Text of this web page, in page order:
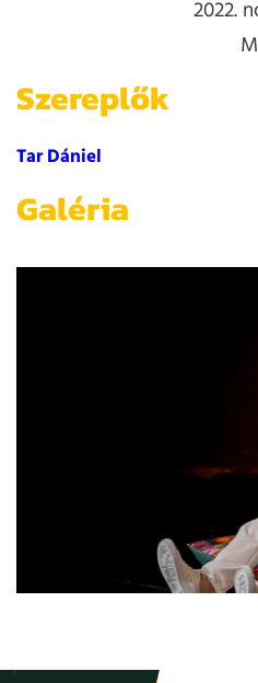
2022.
Szereplők
Tar Dániel
Galéria